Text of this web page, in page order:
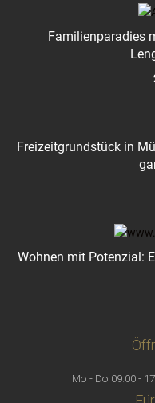
Familienparadies
Freizeitgrundstück in
Wohnen mit Potenzial:
Mo - Do 09:00 -